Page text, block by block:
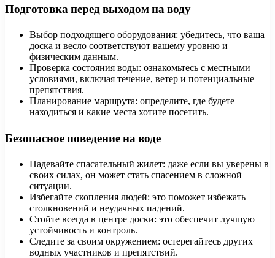
Подготовка перед выходом на воду
Выбор подходящего оборудования: убедитесь, что ваша
доска и весло соответствуют вашему уровню и
физическим данным.
Проверка состояния воды: ознакомьтесь с местными
условиями, включая течение, ветер и потенциальные
препятствия.
Планирование маршрута: определите, где будете
находиться и какие места хотите посетить.
Безопасное поведение на воде
Надевайте спасательный жилет: даже если вы уверены в
своих силах, он может стать спасением в сложной
ситуации.
Избегайте скопления людей: это поможет избежать
столкновений и неудачных падений.
Стойте всегда в центре доски: это обеспечит лучшую
устойчивость и контроль.
Следите за своим окружением: остерегайтесь других
водных участников и препятствий.